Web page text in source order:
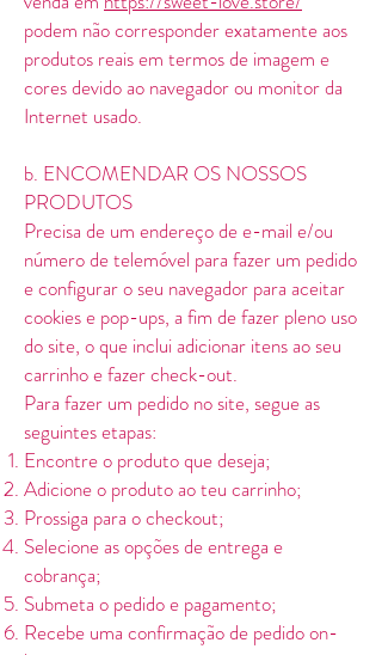
podem não corresponder exatamente aos
produtos reais em termos de imagem e
cores devido ao navegador ou monitor da
Internet usado.
b. ENCOMENDAR OS NOSSOS
PRODUTOS
Precisa de um endereço de e-mail e/ou
número de telemóvel para fazer um pedido
e configurar o seu navegador para aceitar
cookies e pop-ups, a fim de fazer pleno uso
do site, o que inclui adicionar itens ao seu
carrinho e fazer check-out.
Para fazer um pedido no site, segue as
seguintes etapas:
Encontre o produto que deseja;
Adicione o produto ao teu carrinho;
Prossiga para o checkout;
Selecione as opções de entrega e
cobrança;
Submeta o pedido e pagamento;
Recebe uma confirmação de pedido on-